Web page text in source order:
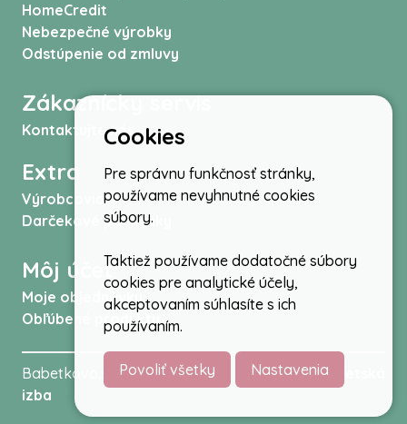
HomeCredit
Nebezpečné výrobky
Odstúpenie od zmluvy
Zákaznícky servis
Kontaktujte nás
Extra
Výrobcovia
Darčekové poukážky
Môj účet
Moje objednávky
Obľúbené produkty
Babetkovo.sk © 2026 -Kočíky autosedačky,
izba
Cookies
Pre správnu funkčnosť stránky,
používame nevyhnutné cookies
súbory.
Taktiež používame dodatočné súbory
cookies pre analytické účely,
akceptovaním súhlasíte s ich
používaním.
Povoliť všetky Nastavenia